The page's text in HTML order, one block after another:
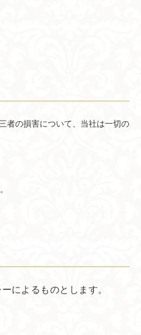
者の損害について、当社は一切の
によるものとします。